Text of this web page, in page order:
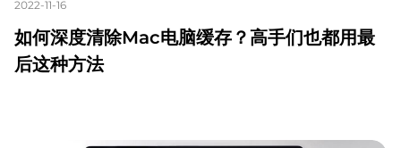
2022-11-16
如何深度清除Mac电脑缓存？高手们也都用最
后这种方法